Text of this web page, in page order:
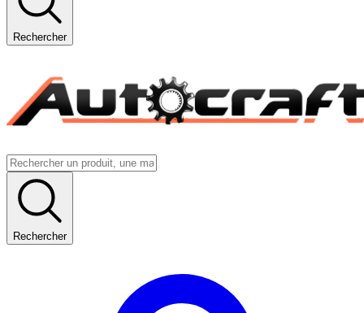
Rechercher
Rechercher